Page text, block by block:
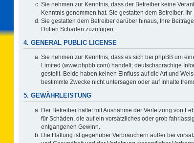
Sie nehmen zur Kenntnis, dass der Betreiber keine
Kenntnis genommen hat. Sie gestatten dem Betreiber,
Sie gestatten dem Betreiber darüber hinaus, Ihre
Dritten Schaden zuzufügen.
4. GENERAL PUBLIC LICENSE
Sie nehmen zur Kenntnis, dass es sich bei phpBB um
Limited (www.phpbb.com) handelt; deutschsprachige
gestellt. Beide haben keinen Einfluss auf die Art und
bestimmte Zwecke nicht untersagen oder auf Inhalte
5. GEWÄHRLEISTUNG
Der Betreiber haftet mit Ausnahme der Verletzung von
für Schäden, die auf ein vorsätzliches oder grob
entgangenen Gewinn.
Die Haftung ist gegenüber Verbrauchern außer bei